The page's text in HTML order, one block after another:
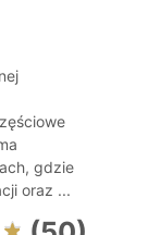
gdzie
oraz ...